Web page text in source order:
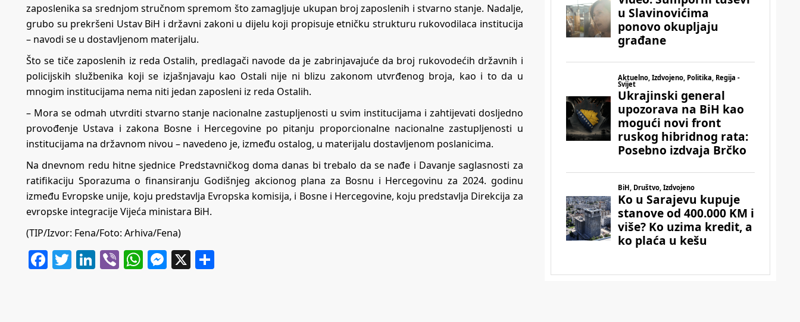
zaposlenika sa srednjom stručnom spremom što zamagljuje ukupan broj zaposlenih i stvarno stanje. Nadalje,
grubo su prekršeni Ustav BiH i državni zakoni u dijelu koji propisuje etničku strukturu rukovodilaca institucija
– navodi se u dostavljenom materijalu.
Što se tiče zaposlenih iz reda Ostalih, predlagači navode da je zabrinjavajuće da broj rukovodećih državnih i
policijskih službenika koji se izjašnjavaju kao Ostali nije ni blizu zakonom utvrđenog broja, kao i to da u
mnogim institucijama nema niti jedan zaposleni iz reda Ostalih.
– Mora se odmah utvrditi stvarno stanje nacionalne zastupljenosti u svim institucijama i zahtijevati dosljedno
provođenje Ustava i zakona Bosne i Hercegovine po pitanju proporcionalne nacionalne zastupljenosti u
institucijama na državnom nivou – navedeno je, između ostalog, u materijalu dostavljenom poslanicima.
Na dnevnom redu hitne sjednice Predstavničkog doma danas bi trebalo da se nađe i Davanje saglasnosti za
ratifikaciju Sporazuma o finansiranju Godišnjeg akcionog plana za Bosnu i Hercegovinu za 2024. godinu
između Evropske unije, koju predstavlja Evropska komisija, i Bosne i Hercegovine, koju predstavlja Direkcija za
evropske integracije Vijeća ministara BiH.
(TIP/Izvor: Fena/Foto: Arhiva/Fena)
Facebook
Twitter
LinkedIn
ViberWhatsApp
Messenger
X